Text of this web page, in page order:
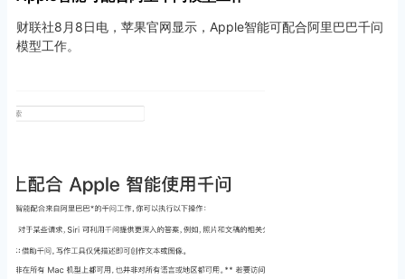
财联社8月8日电，苹果官网显示，Apple智能可配合阿里巴巴千问
模型工作。